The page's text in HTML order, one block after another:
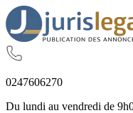
0247606270
Du lundi au vendredi de